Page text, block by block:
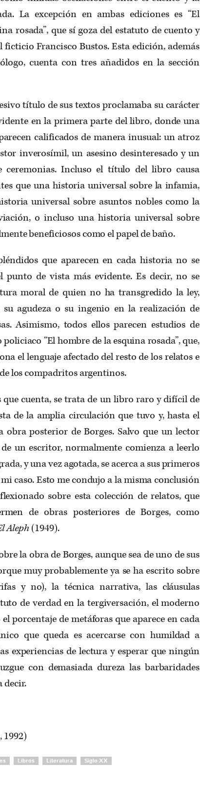
La excepción en ambas ediciones es “El
rosada”, que sí goza del estatuto de cuento y
Francisco Bustos. Esta edición, además
cuenta con tres añadidos en la sección
título de sus textos proclamaba su carácter
en la primera parte del libro, donde una
calificados de manera inusual: un atroz
inverosímil, un asesino desinteresado y un
ceremonias. Incluso el título del libro causa
que una historia universal sobre la infamia,
universal sobre asuntos nobles como la
o incluso una historia universal sobre
beneficiosos como el papel de baño.
que aparecen en cada historia no se
punto de vista más evidente. Es decir, no se
moral de quien no ha transgredido la ley,
agudeza o su ingenio en la realización de
Asimismo, todos ellos parecen estudios de
“El hombre de la esquina rosada”, que,
el lenguaje afectado del resto de los relatos e
los compadritos argentinos.
que cuenta, se trata de un libro raro y difícil de
de la amplia circulación que tuvo y, hasta el
obra posterior de Borges. Salvo que un lector
un escritor, normalmente comienza a leerlo
y una vez agotada, se acerca a sus primeros
caso. Esto me condujo a la misma conclusión
sobre esta colección de relatos, que
de obras posteriores de Borges, como
Aleph(1949).
la obra de Borges, aunque sea de uno de sus
muy probablemente ya se ha escrito sobre
y no), la técnica narrativa, las cláusulas
de verdad en la tergiversación, el moderno
porcentaje de metáforas que aparece en cada
que queda es acercarse con humildad a
experiencias de lectura y esperar que ningún
con demasiada dureza las barbaridades
decir.
1992)
Libros Literatura Siglo XX